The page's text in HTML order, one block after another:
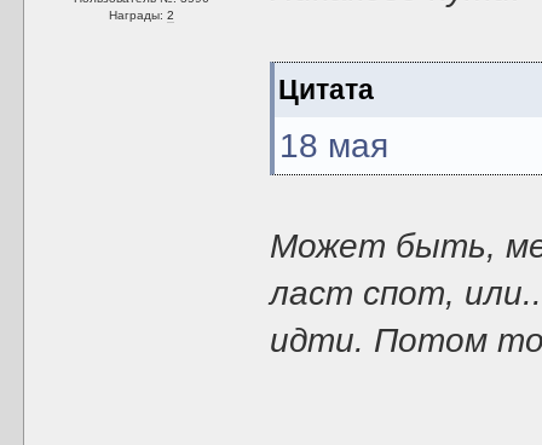
Награды:2
Цитата
18 мая
Может быть,
ласт спот,
идти. Потом